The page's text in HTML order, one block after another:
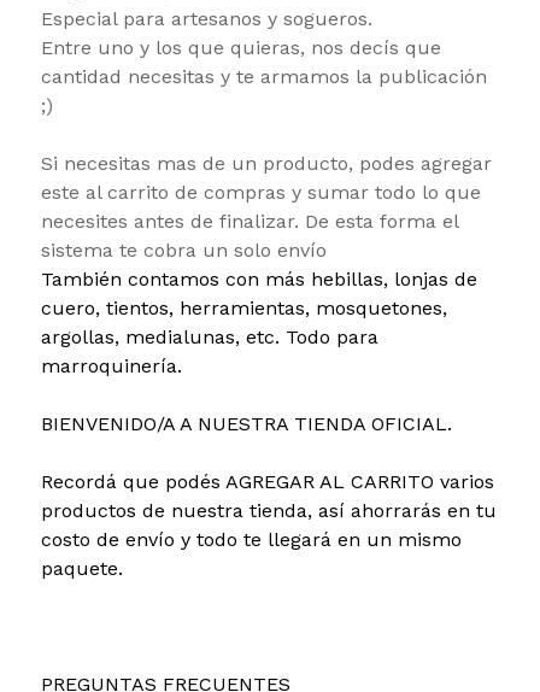
Especial para artesanos y sogueros.
Entre uno y los que quieras, nos decís que
cantidad necesitas y te armamos la publicación
;)
Si necesitas mas de un producto, podes agregar
este al carrito de compras y sumar todo lo que
necesites antes de finalizar. De esta forma el
sistema te cobra un solo envío
También contamos con más hebillas, lonjas de
cuero, tientos, herramientas, mosquetones,
argollas, medialunas, etc. Todo para
marroquinería.
BIENVENIDO/A A NUESTRA TIENDA OFICIAL.
Recordá que podés AGREGAR AL CARRITO varios
productos de nuestra tienda, así ahorrarás en tu
costo de envío y todo te llegará en un mismo
paquete.
PREGUNTAS FRECUENTES